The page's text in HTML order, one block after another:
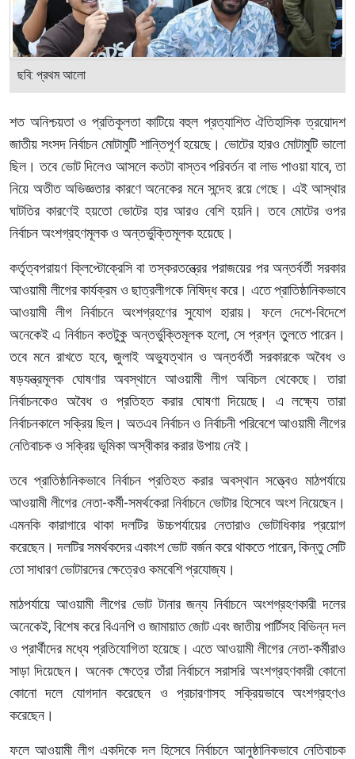
ছবি: প্রথম আলো
শত অনিশ্চয়তা ও প্রতিকূলতা কাটিয়ে বহুল প্রত্যাশিত ঐতিহাসিক ত্রয়োদশ
জাতীয় সংসদ নির্বাচন মোটামুটি শান্তিপূর্ণ হয়েছে। ভোটের হারও মোটামুটি ভালো
ছিল। তবে ভোট দিলেও আসলে কতটা বাস্তব পরিবর্তন বা লাভ পাওয়া যাবে, তা
নিয়ে অতীত অভিজ্ঞতার কারণে অনেকের মনে সন্দেহ রয়ে গেছে। এই আস্থার
ঘাটতির কারণেই হয়তো ভোটের হার আরও বেশি হয়নি। তবে মোটের ওপর
নির্বাচন অংশগ্রহণমূলক ও অন্তর্ভুক্তিমূলক হয়েছে।
কর্তৃত্বপরায়ণ ক্লিপ্টোক্রেসি বা তস্করতন্ত্রের পরাজয়ের পর অন্তর্বর্তী সরকার
আওয়ামী লীগের কার্যক্রম ও ছাত্রলীগকে নিষিদ্ধ করে। এতে প্রাতিষ্ঠানিকভাবে
আওয়ামী লীগ নির্বাচনে অংশগ্রহণের সুযোগ হারায়। ফলে দেশে-বিদেশে
অনেকেই এ নির্বাচন কতটুকু অন্তর্ভুক্তিমূলক হলো, সে প্রশ্ন তুলতে পারেন।
তবে মনে রাখতে হবে, জুলাই অভ্যুত্থান ও অন্তর্বর্তী সরকারকে অবৈধ ও
ষড়যন্ত্রমূলক ঘোষণার অবস্থানে আওয়ামী লীগ অবিচল থেকেছে। তারা
নির্বাচনকেও অবৈধ ও প্রতিহত করার ঘোষণা দিয়েছে। এ লক্ষ্যে তারা
নির্বাচনকালে সক্রিয় ছিল। অতএব নির্বাচন ও নির্বাচনী পরিবেশে আওয়ামী লীগের
নেতিবাচক ও সক্রিয় ভূমিকা অস্বীকার করার উপায় নেই।
তবে প্রাতিষ্ঠানিকভাবে নির্বাচন প্রতিহত করার অবস্থান সত্ত্বেও মাঠপর্যায়ে
আওয়ামী লীগের নেতা-কর্মী-সমর্থকেরা নির্বাচনে ভোটার হিসেবে অংশ নিয়েছেন।
এমনকি কারাগারে থাকা দলটির উচ্চপর্যায়ের নেতারাও ভোটাধিকার প্রয়োগ
করেছেন। দলটির সমর্থকদের একাংশ ভোট বর্জন করে থাকতে পারেন, কিন্তু সেটি
তো সাধারণ ভোটারদের ক্ষেত্রেও কমবেশি প্রযোজ্য।
মাঠপর্যায়ে আওয়ামী লীগের ভোট টানার জন্য নির্বাচনে অংশগ্রহণকারী দলের
অনেকেই, বিশেষ করে বিএনপি ও জামায়াত জোট এবং জাতীয় পার্টিসহ বিভিন্ন দল
ও প্রার্থীদের মধ্যে প্রতিযোগিতা হয়েছে। এতে আওয়ামী লীগের নেতা-কর্মীরাও
সাড়া দিয়েছেন। অনেক ক্ষেত্রে তাঁরা নির্বাচনে সরাসরি অংশগ্রহণকারী কোনো
কোনো দলে যোগদান করেছেন ও প্রচারণাসহ সক্রিয়ভাবে অংশগ্রহণও
করেছেন।
ফলে আওয়ামী লীগ একদিকে দল হিসেবে নির্বাচনে আনুষ্ঠানিকভাবে নেতিবাচক